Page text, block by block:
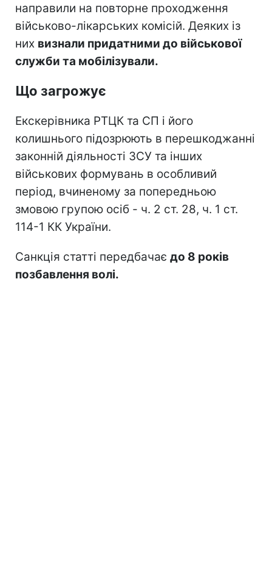
направили на повторне проходження
військово-лікарських комісій. Деяких із
них визнали придатними до військової
служби та мобілізували.
Що загрожує
Екскерівника РТЦК та СП і його
колишнього підозрюють в перешкоджанні
законній діяльності ЗСУ та інших
військових формувань в особливий
період, вчиненому за попередньою
змовою групою осіб - ч. 2 ст. 28, ч. 1 ст.
114-1 КК України.
Санкція статті передбачає до 8 років
позбавлення волі.